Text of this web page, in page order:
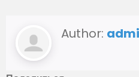
Author: